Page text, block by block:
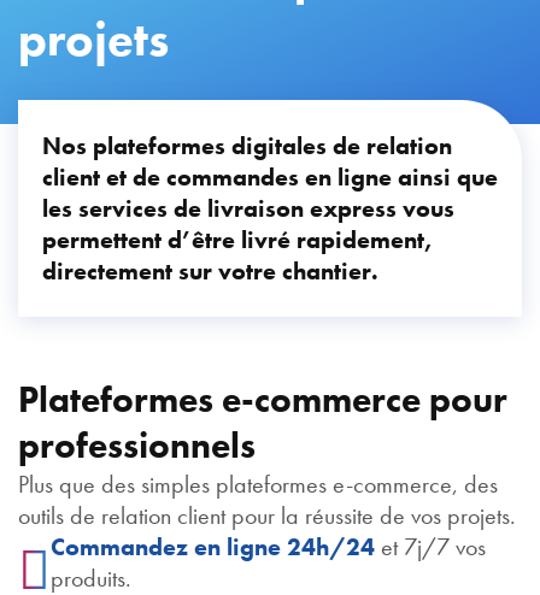
projets
Nos plateformes digitales de relation
client et de commandes en ligne ainsi que
les services de livraison express vous
permettent d’être livré rapidement,
directement sur votre chantier.
Plateformes e-commerce pour
professionnels
Plus que des simples plateformes e-commerce, des
outils de relation client pour la réussite de vos projets.
Commandez en ligne 24h/24 et 7j/7 vos
produits.